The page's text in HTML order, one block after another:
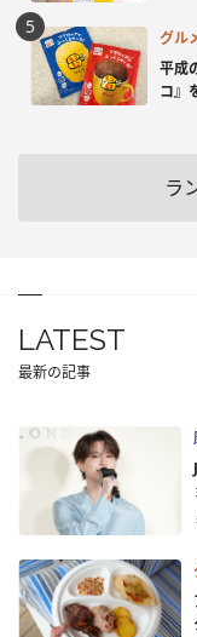
グル
平成
コ』
ラ
LATEST
最新の記事